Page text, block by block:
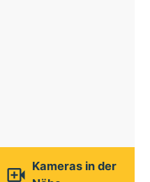
 Kameras in der